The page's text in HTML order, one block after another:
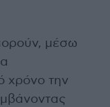
μέσω
χρόνο την